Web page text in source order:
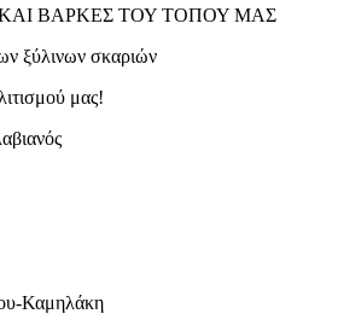
ΒΑΡΚΕΣ ΤΟΥ ΤΟΠΟΥ ΜΑΣ
ξύλινων σκαριών
μας!
Καμηλάκη